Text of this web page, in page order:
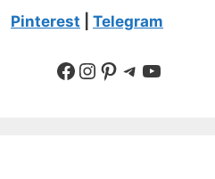
Pinterest
Telegram
Suivre sur Facebook
Suivre sur Instagram
Pinterest
Sur Telegram
YouTube